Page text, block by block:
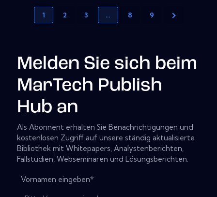
1 2 3 … 8 9
Melden Sie sich beim
MarTech Publish
Hub an
Als Abonnent erhalten Sie Benachrichtigungen und
kostenlosen Zugriff auf unsere ständig aktualisierte
Bibliothek mit Whitepapers, Analystenberichten,
Fallstudien, Webseminaren und Lösungsberichten.
Vornamen eingeben*